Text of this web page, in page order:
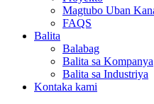
Magtubo Uban
FAQS
Balita
Balabag
Balita sa Kompanya
Balita sa Industriya
Kontaka kami